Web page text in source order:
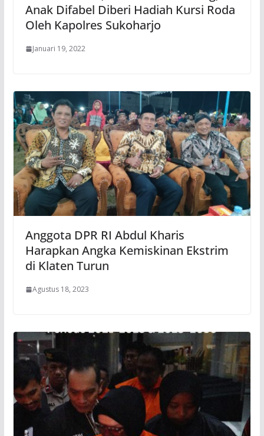
Anak Difabel Diberi Hadiah Kursi Roda
Oleh Kapolres Sukoharjo
Januari 19, 2022
Anggota DPR RI Abdul Kharis
Harapkan Angka Kemiskinan Ekstrim
di Klaten Turun
Agustus 18, 2023